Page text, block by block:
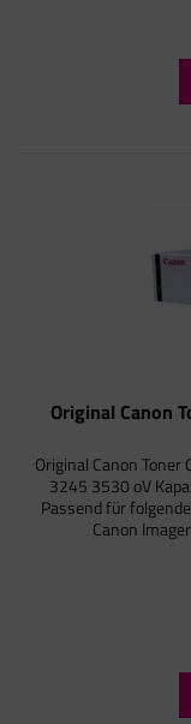
Original Canon
Original Canon
3245 3530 oV
Passend für
Canon